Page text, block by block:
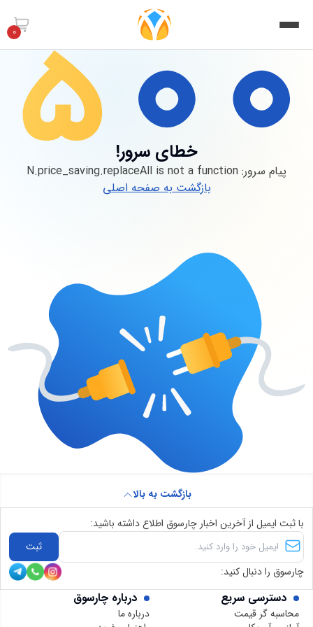
0
خطای سرور!
پیام سرور: N.price_saving.replaceAll is not a function
بازگشت به صفحه اصلی
دسترسی سریع
محاسبه گر قیمت
درباره چارسوق
درباره ما
بازگشت به بالا
با ثبت ایمیل از آخرین اخبار چارسوق اطلاع داشته باشید:
ثبت
چارسوق را دنبال کنید: